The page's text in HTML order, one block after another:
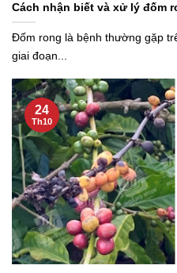
Cách nhận biết và xử lý đốm
Đốm rong là bệnh thường gặp
giai đoạn...
24
Th10